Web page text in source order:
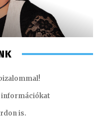
információkat
is.